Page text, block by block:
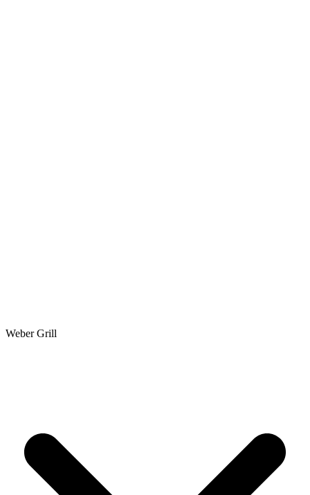
Weber Grill